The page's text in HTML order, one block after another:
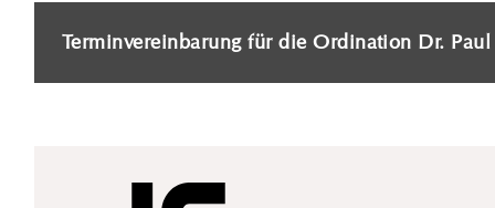
Terminvereinbarung für die Ordination Dr.